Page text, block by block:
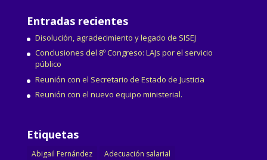
Entradas recientes
Disolución, agradecimiento y legado de SISEJ
Conclusiones del 8º Congreso: LAJs por el servicio
público
Reunión con el Secretario de Estado de Justicia
Reunión con el nuevo equipo ministerial.
Etiquetas
Abigail Fernández
Adecuación salarial